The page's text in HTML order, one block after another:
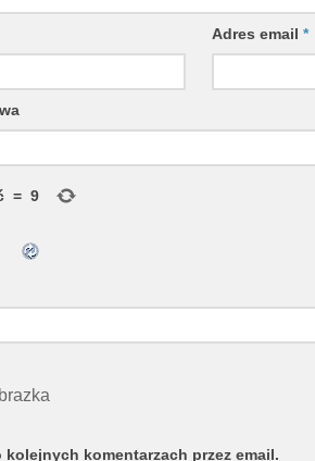
Adres email*
= 9
kolejnych komentarzach przez email.